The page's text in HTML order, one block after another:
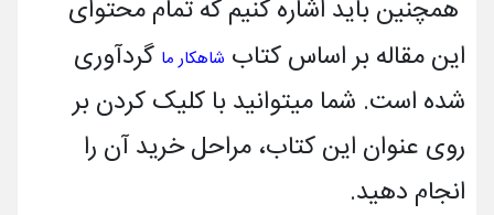
همچنین باید اشاره کنیم که تمام محتوای
این مقاله بر اساس کتاب شاهکار ما گردآوری
شده است. شما میتوانید با کلیک کردن بر
روی عنوان این کتاب، مراحل خرید آن را
انجام دهید.